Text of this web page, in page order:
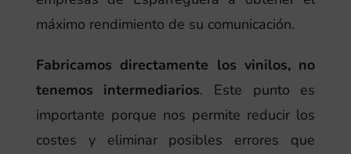
máximo rendimiento de su comunicación.
Fabricamos directamente los vinilos, no
tenemos intermediarios. Este punto es
importante porque nos permite reducir los
costes y eliminar posibles errores que